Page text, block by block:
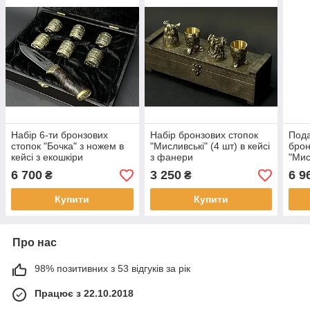
Набір 6-ти бронзових
стопок "Бочка" з ножем в
кейсі з екошкіри
6 700 ₴
Купити
Набір бронзових стопок
"Мисливські" (4 шт) в кейсі
з фанери
3 250₴
Купити
6
Про нас
98% позитивних з 53 відгуків за рік
Працює з 22.10.2018